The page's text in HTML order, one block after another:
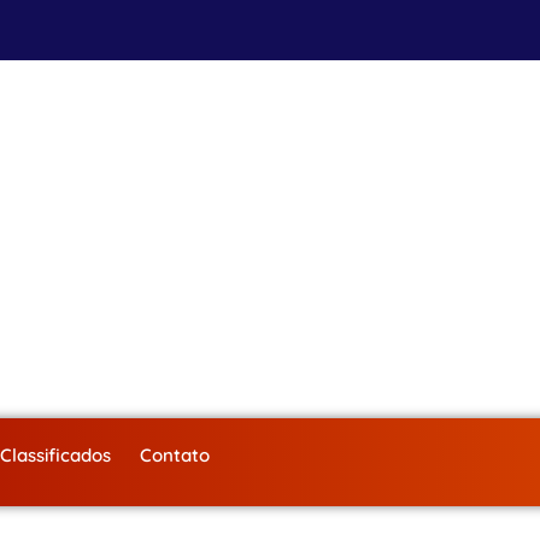
Classificados Contato